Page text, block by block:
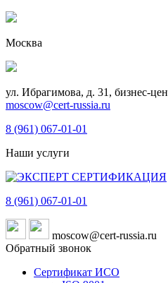
Москва
ул. Ибрагимова, д. 31, бизнес-
moscow@cert-russia.ru
8 (961) 067-01-01
Наши услуги
8 (961) 067-01-01
moscow@cert-russia.ru
Обратный звонок
Сертификат ИСО